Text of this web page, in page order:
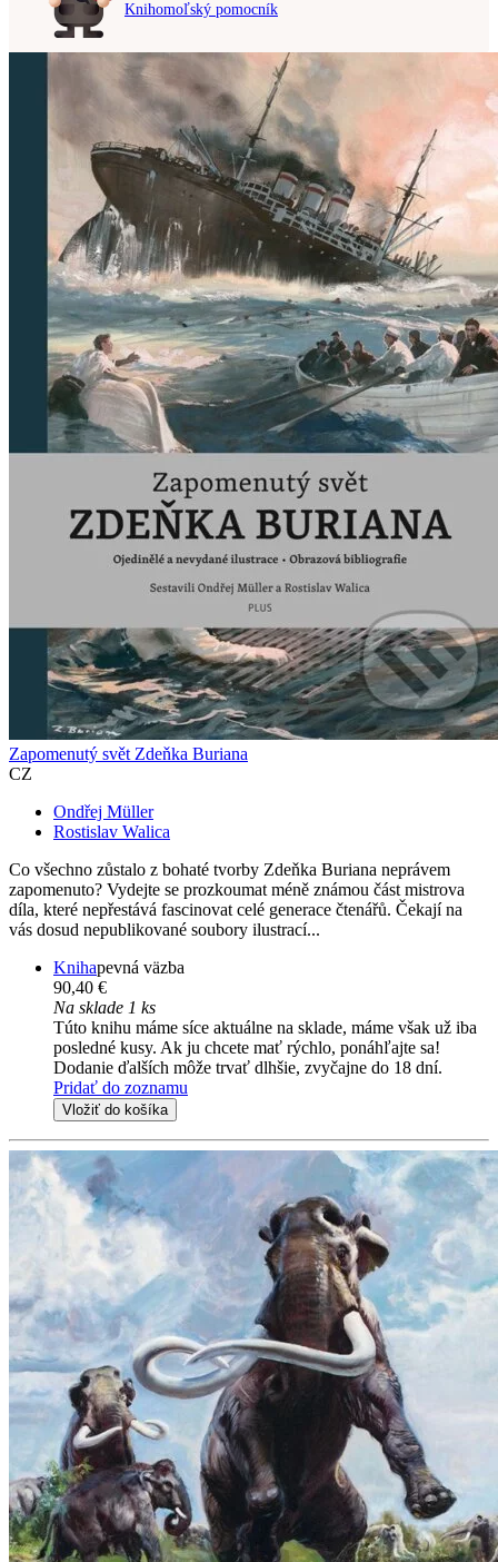
Knihomoľský pomocník
Zapomenutý svět Zdeňka Buriana
CZ
Ondřej Müller
Rostislav Walica
Co všechno zůstalo z bohaté tvorby Zdeňka Buriana neprávem
zapomenuto? Vydejte se prozkoumat méně známou část mistrova
díla, které nepřestává fascinovat celé generace čtenářů. Čekají na
vás dosud nepublikované soubory ilustrací...
Knihapevná väzba
90,40 €
Na sklade 1 ks
Túto knihu máme síce aktuálne na sklade, máme však už iba
posledné kusy. Ak ju chcete mať rýchlo, ponáhľajte sa!
Dodanie ďalších môže trvať dlhšie, zvyčajne do 18 dní.
Pridať do zoznamu
Vložiť do košíka